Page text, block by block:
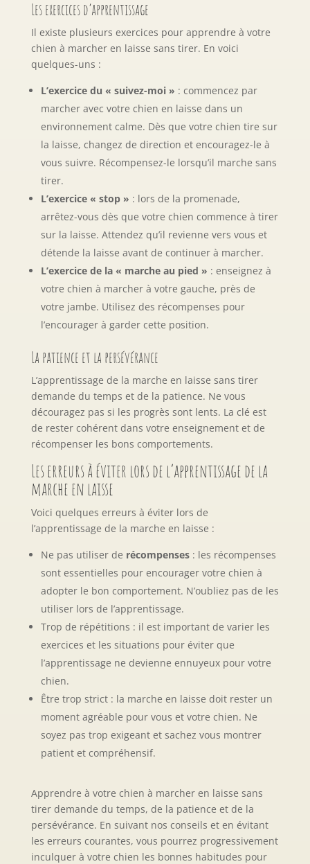
Les exercices d’apprentissage
Il existe plusieurs exercices pour apprendre à votre
chien à marcher en laisse sans tirer. En voici
quelques-uns :
L’exercice du « suivez-moi » : commencez par
marcher avec votre chien en laisse dans un
environnement calme. Dès que votre chien tire sur
la laisse, changez de direction et encouragez-le à
vous suivre. Récompensez-le lorsqu’il marche sans
tirer.
L’exercice « stop » : lors de la promenade,
arrêtez-vous dès que votre chien commence à tirer
sur la laisse. Attendez qu’il revienne vers vous et
détende la laisse avant de continuer à marcher.
L’exercice de la « marche au pied » : enseignez à
votre chien à marcher à votre gauche, près de
votre jambe. Utilisez des récompenses pour
l’encourager à garder cette position.
La patience et la persévérance
L’apprentissage de la marche en laisse sans tirer
demande du temps et de la patience. Ne vous
découragez pas si les progrès sont lents. La clé est
de rester cohérent dans votre enseignement et de
récompenser les bons comportements.
Les erreurs à éviter lors de l’apprentissage de la
marche en laisse
Voici quelques erreurs à éviter lors de
l’apprentissage de la marche en laisse :
Ne pas utiliser de récompenses: les récompenses
sont essentielles pour encourager votre chien à
adopter le bon comportement. N’oubliez pas de les
utiliser lors de l’apprentissage.
Trop de répétitions : il est important de varier les
exercices et les situations pour éviter que
l’apprentissage ne devienne ennuyeux pour votre
chien.
Être trop strict : la marche en laisse doit rester un
moment agréable pour vous et votre chien. Ne
soyez pas trop exigeant et sachez vous montrer
patient et compréhensif.
Apprendre à votre chien à marcher en laisse sans
tirer demande du temps, de la patience et de la
persévérance. En suivant nos conseils et en évitant
les erreurs courantes, vous pourrez progressivement
inculquer à votre chien les bonnes habitudes pour